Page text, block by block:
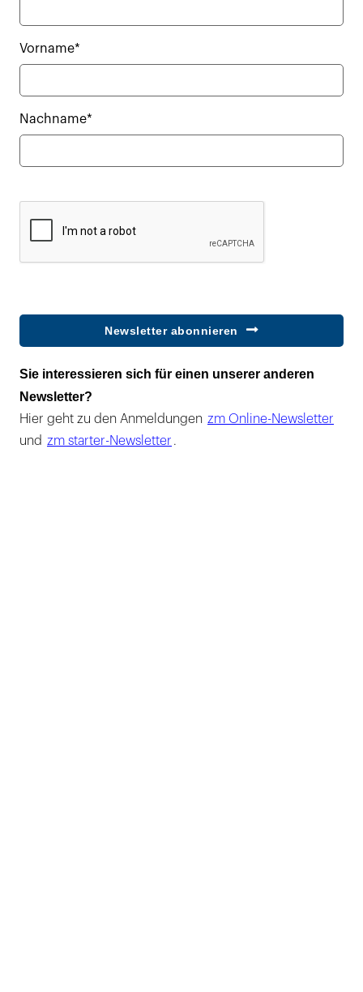
Vorname*
Nachname*
Newsletter abonnieren
Sie interessieren sich für einen unserer anderen
Newsletter?
Hier geht zu den Anmeldungen zm Online-Newsletter
und zm starter-Newsletter .